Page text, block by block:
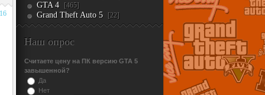
GTA 4 [465]
Grand Theft Auto 5 [22]
Наш опрос
Считаете цену на ПК версию GTA 5
завышенной?
Да
Нет